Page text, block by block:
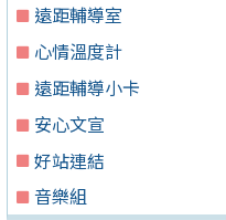
遠距輔導室
心情溫度計
遠距輔導小卡
安心文宣
好站連結
音樂組